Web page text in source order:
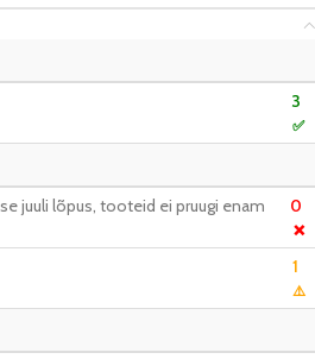
3
✅
juuli lõpus, tooteid ei pruugi enam
0
❌
1
⚠️